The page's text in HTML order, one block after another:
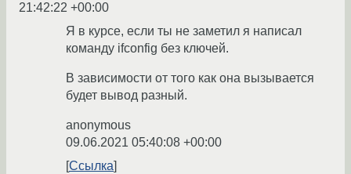
21:42:22 +00:00
Я в курсе, если ты не заметил я написал
команду ifconfig без ключей.
В зависимости от того как она вызывается
будет вывод разный.
anonymous
09.06.2021 05:40:08 +00:00
Ссылка